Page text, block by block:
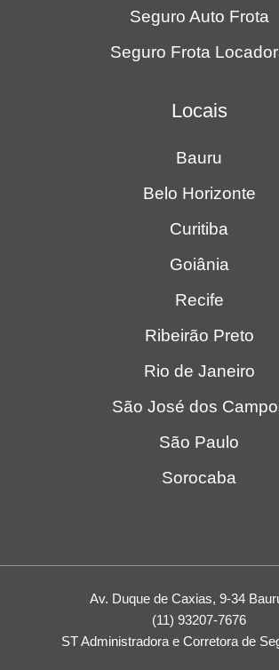
Seguro Auto Frota
Seguro Frota
Locais
Bauru
Belo Horizonte
Curitiba
Goiânia
Recife
Ribeirão Preto
Rio de Janeiro
São José dos
São Paulo
Sorocaba
Av. Duque de Caxias, 9-34
(11) 93207-7676
ST Administradora e Corretora de